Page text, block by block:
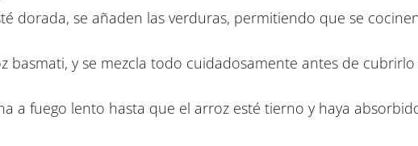
dorada, se añaden las verduras, permitiendo que se
basmati, y se mezcla todo cuidadosamente antes de
a fuego lento hasta que el arroz esté tierno y haya